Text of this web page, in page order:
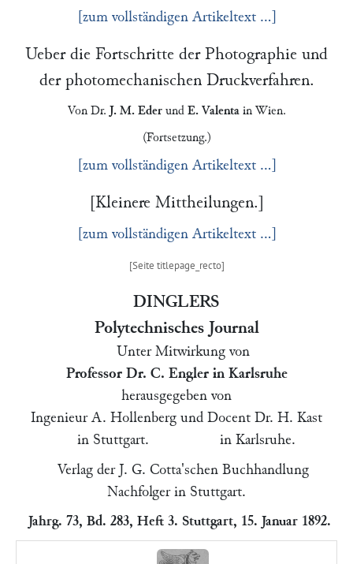
[zum vollständigen Artikeltext …]
Ueber die Fortschritte der Photographie und
der photomechanischen Druckverfahren.
Von Dr. J. M. Ederund E. Valentain Wien.
(Fortsetzung.)
[zum vollständigen Artikeltext …]
[Kleinere Mittheilungen.]
[zum vollständigen Artikeltext …]
DINGLERS
Polytechnisches Journal
Unter Mitwirkung von
Professor Dr. C. Engler in Karlsruhe
herausgegeben von
Ingenieur A. Hollenberg und Docent Dr. H. Kast
in Stuttgart. in Karlsruhe.
Verlag der J. G. Cotta'schen Buchhandlung
Nachfolger in Stuttgart.
Jahrg. 73, Bd. 283, Heft 3. Stuttgart, 15. Januar 1892.